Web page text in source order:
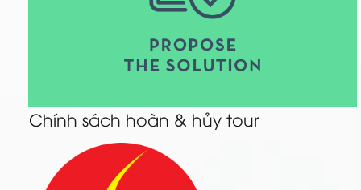
Chính sách hoàn & hủy tour